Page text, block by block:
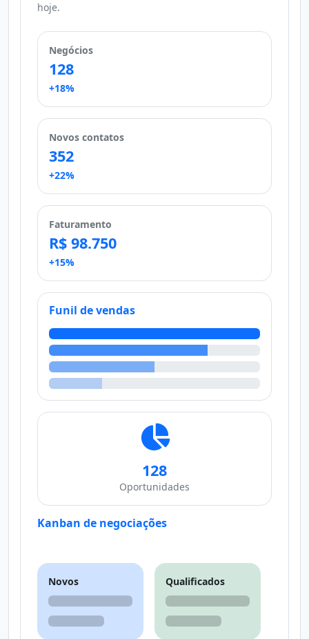
hoje.
Negócios
128
+18%
Novos contatos
352
+22%
Faturamento
R$ 98.750
+15%
Funil de vendas
128
Oportunidades
Kanban de negociações
Novos Qualificados